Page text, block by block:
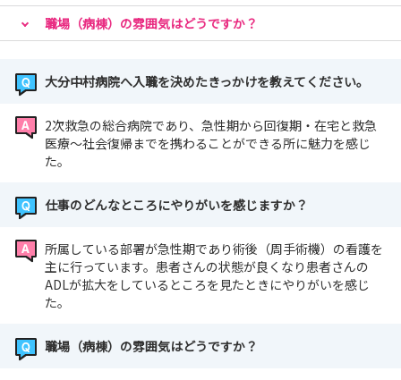
職場（病棟）の雰囲気はどうですか？
大分中村病院へ入職を決めたきっかけを教えてください。
2次救急の総合病院であり、急性期から回復期・在宅と救急
医療～社会復帰までを携わることができる所に魅力を感じ
た。
仕事のどんなところにやりがいを感じますか？
所属している部署が急性期であり術後（周手術機）の看護を
主に行っています。患者さんの状態が良くなり患者さんの
ADLが拡大をしているところを見たときにやりがいを感じ
た。
職場（病棟）の雰囲気はどうですか？